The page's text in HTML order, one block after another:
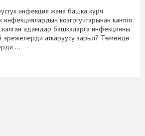
инфекция жана башка курч
инфекциялардын козгогучтарынан кантип
адамдар башкаларга инфекцияны
эрежелерди аткаруусу зарыл? Төмөндө
…